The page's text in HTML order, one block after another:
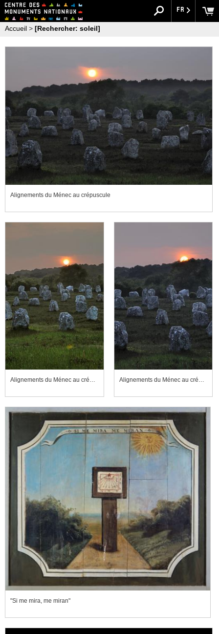
FR
Accueil > [Rechercher: soleil]
Alignements du Ménec au crépuscule
Alignements du Ménec au crépuscule Alignements du Ménec au crépuscule
"Si me mira, me miran"